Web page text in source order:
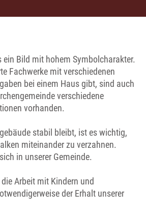
Bild mit hohem Symbolcharakter.
Fachwerke mit verschiedenen
bei einem Haus gibt, sind auch
verschiedene
vorhanden.
stabil bleibt, ist es wichtig,
miteinander zu verzahnen.
in unserer Gemeinde.
Arbeit mit Kindern und
der Erhalt unserer